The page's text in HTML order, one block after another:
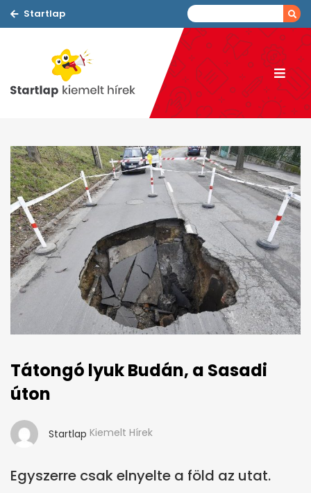
Startlap
Tátongó lyuk Budán, a Sasadi
úton
Startlap Kiemelt Hírek
Egyszerre csak elnyelte a föld az utat.